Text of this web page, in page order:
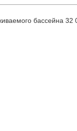
бассейна 32